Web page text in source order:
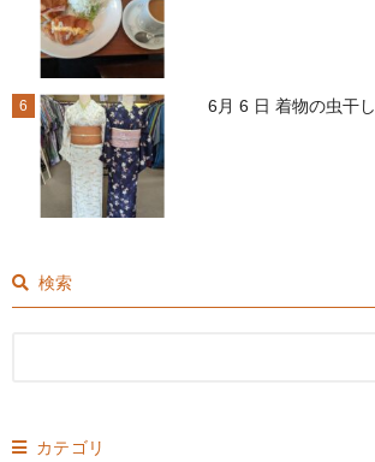
6 6月 6 日 着物の虫干し
検索
カテゴリ